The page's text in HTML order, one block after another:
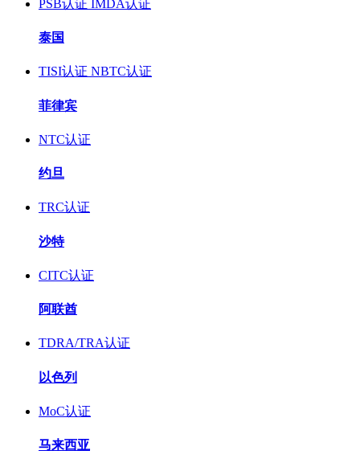
PSB认证 IMDA认证
泰国
TISI认证 NBTC认证
菲律宾
NTC认证
约旦
TRC认证
沙特
CITC认证
阿联酋
TDRA/TRA认证
以色列
MoC认证
马来西亚